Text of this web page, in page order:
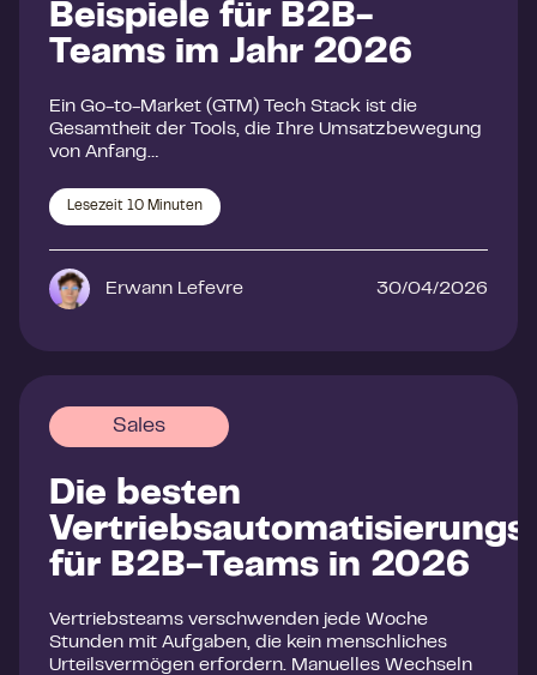
Beispiele für B2B-
Teams im Jahr 2026
Ein Go-to-Market (GTM) Tech Stack ist die
Gesamtheit der Tools, die Ihre Umsatzbewegung
von Anfang…
Lesezeit 10 Minuten
Erwann Lefevre 30/04/2026
Sales
Die besten
für B2B-Teams in 2026
Vertriebsteams verschwenden jede Woche
Stunden mit Aufgaben, die kein menschliches
Urteilsvermögen erfordern. Manuelles Wechseln